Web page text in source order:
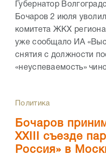
Губернатор
Бочаров 2 июля
комитета ЖКХ
уже сообщало ИА
снятия с должности
«неуспеваемость»
Политика
Бочаров
XXIII съезде
Россия» в